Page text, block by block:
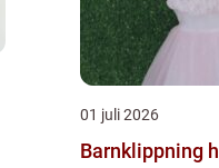
01 juli 2026
Barnklippning